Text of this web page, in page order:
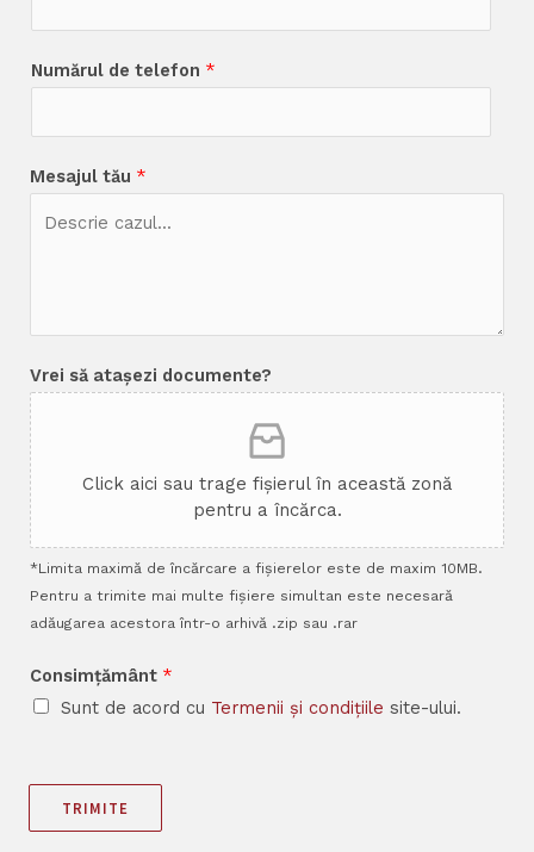
Numărul de telefon *
Mesajul tău *
Vrei să atașezi documente?
Click aici sau trage fișierul în această zonă
pentru a încărca.
*Limita maximă de încărcare a fișierelor este de maxim 10MB.
Pentru a trimite mai multe fișiere simultan este necesară
adăugarea acestora într-o arhivă .zip sau .rar
Consimțământ *
Sunt de acord cu Termenii și condițiile site-ului.
TRIMITE